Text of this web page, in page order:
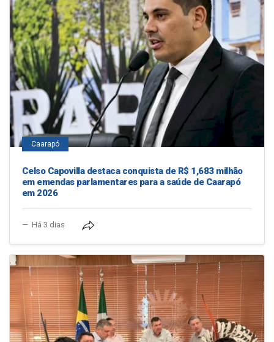
Caarapó
Celso Capovilla destaca conquista de R$ 1,683 milhão
em emendas parlamentares para a saúde de Caarapó
em 2026
Há 3 dias